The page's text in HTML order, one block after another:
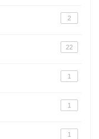
2
22
1
1
1